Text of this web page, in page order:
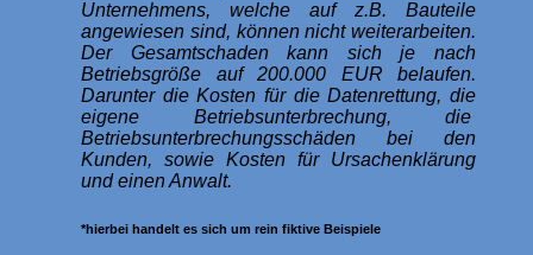
Unternehmens, welche auf z.B. Bauteile
angewiesen sind, können nicht weiterarbeiten.
Der Gesamtschaden kann sich je nach
Betriebsgröße auf 200.000 EUR belaufen.
Darunter die Kosten für die Datenrettung, die
eigene Betriebsunterbrechung, die
Betriebsunterbrechungsschäden bei den
Kunden, sowie Kosten für Ursachenklärung
und einen Anwalt.
*hierbei handelt es sich um rein fiktive Beispiele